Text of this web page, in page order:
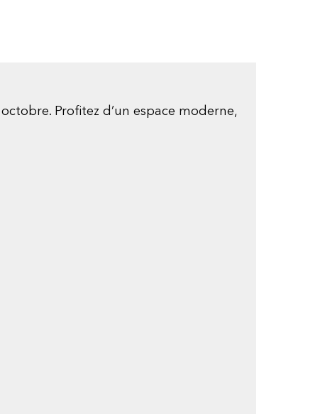
Profitez d’un espace moderne,